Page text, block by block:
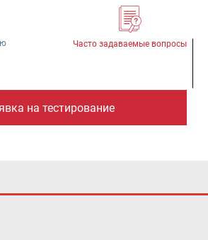
Часто задаваемые вопросы
на тестирование